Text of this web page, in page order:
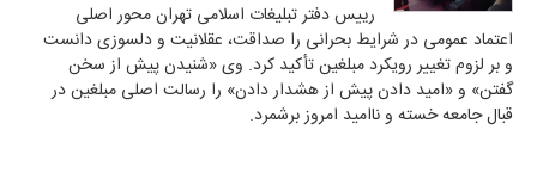
رییس دفتر تبلیغات اسلامی تهران محور اصلی
اعتماد عمومی در شرایط بحرانی را صداقت، عقلانیت و دلسوزی دانست
و بر لزوم تغییر رویکرد مبلغین تأکید کرد. وی «شنیدن پیش از سخن
گفتن» و «امید دادن پیش از هشدار دادن» را رسالت اصلی مبلغین در
قبال جامعه خسته و ناامید امروز برشمرد.